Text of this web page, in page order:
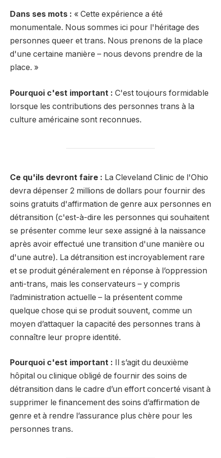
Dans ses mots : « Cette expérience a été
monumentale. Nous sommes ici pour l'héritage des
personnes queer et trans. Nous prenons de la place
d'une certaine manière – nous devons prendre de la
place. »
Pourquoi c'est important : C'est toujours formidable
lorsque les contributions des personnes trans à la
culture américaine sont reconnues.
Ce qu'ils devront faire : La Cleveland Clinic de l'Ohio
devra dépenser 2 millions de dollars pour fournir des
soins gratuits d'affirmation de genre aux personnes en
détransition (c'est-à-dire les personnes qui souhaitent
se présenter comme leur sexe assigné à la naissance
après avoir effectué une transition d'une manière ou
d'une autre). La détransition est incroyablement rare
et se produit généralement en réponse à l’oppression
anti-trans, mais les conservateurs – y compris
l’administration actuelle – la présentent comme
quelque chose qui se produit souvent, comme un
moyen d’attaquer la capacité des personnes trans à
connaître leur propre identité.
Pourquoi c'est important : Il s’agit du deuxième
hôpital ou clinique obligé de fournir des soins de
détransition dans le cadre d’un effort concerté visant à
supprimer le financement des soins d’affirmation de
genre et à rendre l’assurance plus chère pour les
personnes trans.